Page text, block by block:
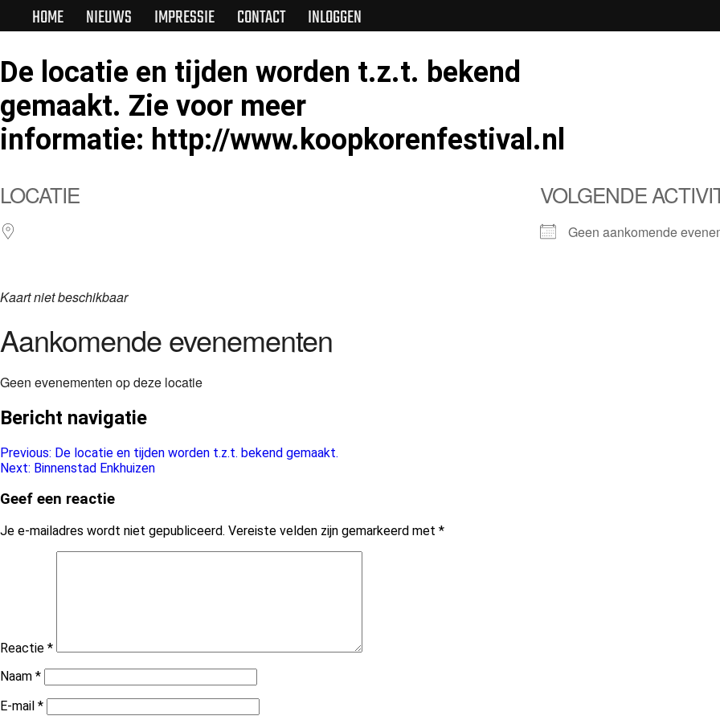
HOME NIEUWS IMPRESSIE CONTACT INLOGGEN
De locatie en tijden worden t.z.t. bekend
gemaakt. Zie voor meer
informatie: http://www.koopkorenfestival.nl
LOCATIE VOLGENDE
Geen aankomende
Kaart niet beschikbaar
Aankomende evenementen
Geen evenementen op deze locatie
Bericht navigatie
Previous: De locatie en tijden worden t.z.t. bekend gemaakt.
Next: Binnenstad Enkhuizen
Geef een reactie
Je e-mailadres wordt niet gepubliceerd. Vereiste velden zijn gemarkeerd met *
Reactie *
Naam *
E-mail *